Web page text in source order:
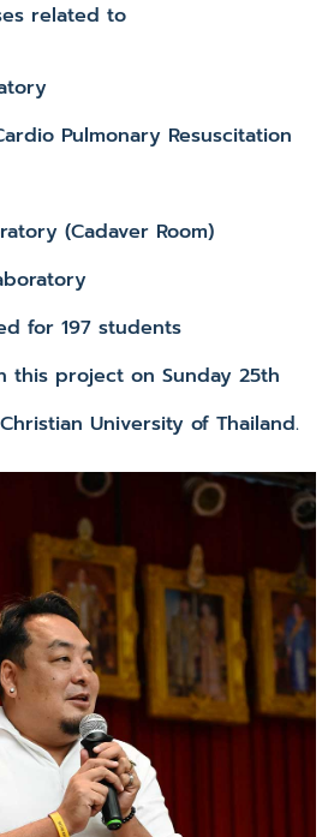
related to
Pulmonary Resuscitation
(Cadaver Room)
for 197 students
this project on Sunday 25th
University of Thailand.